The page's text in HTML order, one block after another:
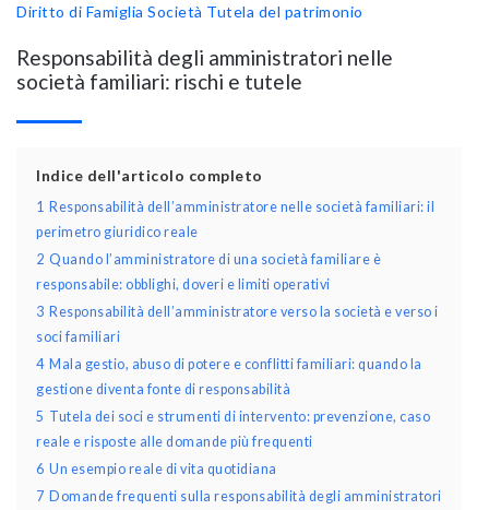
Diritto di Famiglia Società Tutela del patrimonio
Responsabilità degli amministratori nelle
società familiari: rischi e tutele
Indice dell'articolo completo
1
Responsabilità dell’amministratore nelle società familiari: il
perimetro giuridico reale
2 Quando l’amministratore di una società familiare è
responsabile: obblighi, doveri e limiti operativi
3 Responsabilità dell’amministratore verso la società e verso i
soci familiari
4 Mala gestio, abuso di potere e conflitti familiari: quando la
gestione diventa fonte di responsabilità
5 Tutela dei soci e strumenti di intervento: prevenzione, caso
reale e risposte alle domande più frequenti
6 Un esempio reale di vita quotidiana
7 Domande frequenti sulla responsabilità degli amministratori